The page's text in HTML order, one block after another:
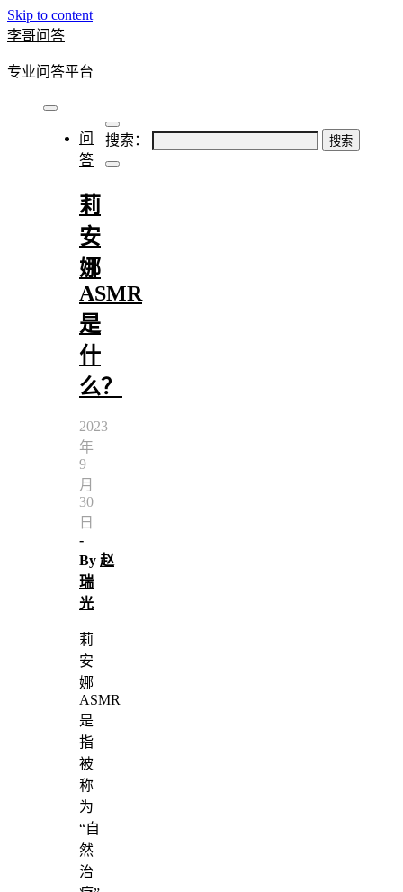
Skip to content
李哥问答
专业问答平台
搜索：
问
答
莉
安
娜
ASMR
是
什
么？
2023
年
9
月
30
日
-
By 赵
瑞
光
莉
安
娜
ASMR
是
指
被
称
为
“自
然
治